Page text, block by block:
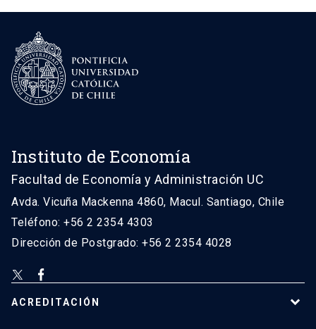
Instituto de Economía
Facultad de Economía y Administración UC
Avda. Vicuña Mackenna 4860, Macul. Santiago, Chile
Teléfono: +56 2 2354 4303
Dirección de Postgrado: +56 2 2354 4028
ACREDITACIÓN